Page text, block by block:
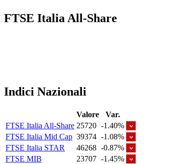
FTSE Italia All-Share
Indici Nazionali
Valore
Var.
FTSE Italia All-Share 25720 -1.40%
FTSE Italia Mid Cap 39374 -1.08%
FTSE Italia STAR
46268 -0.87%
FTSE MIB
23707 -1.45%